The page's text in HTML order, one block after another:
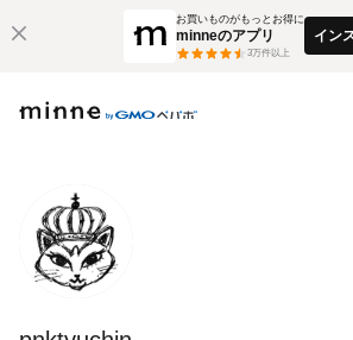
お買いものがもっとお得に
minneのアプリ
3万件以上
イン